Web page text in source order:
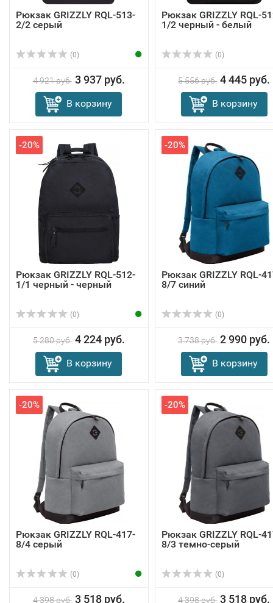
Рюкзак GRIZZLY RQL-513-
2/2 серый
(0)
4 921 руб. 3 937 руб.
В корзину
Рюкзак GRIZZLY RQL-
1/2 черный - белый
(0)
5 556 руб. 4 445 руб.
В корзину
-20%
Рюкзак GRIZZLY RQL-512-
1/1 черный - черный
(0)
5 280 руб. 4 224 руб.
В корзину
-20%
Рюкзак GRIZZLY RQL-
8/7 синий
(0)
3 738 руб. 2 990 руб.
В корзину
-20%
Рюкзак GRIZZLY RQL-417-
8/4 серый
(0)
4 398 руб. 3 518 руб.
-20%
Рюкзак GRIZZLY RQL-
8/3 темно-серый
(0)
4 398 руб. 3 518 руб.